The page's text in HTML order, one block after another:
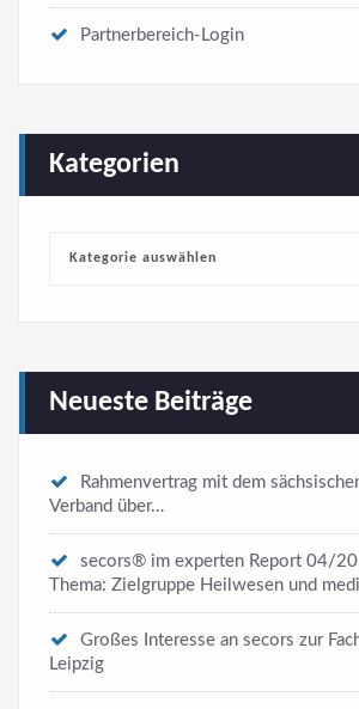
Partnerbereich-Login
Kategorien
Neueste Beiträge
Rahmenvertrag mit dem
Verband über…
secors® im experten Report 04/20
Thema: Zielgruppe Heilwesen und
Großes Interesse an secors zur
Leipzig